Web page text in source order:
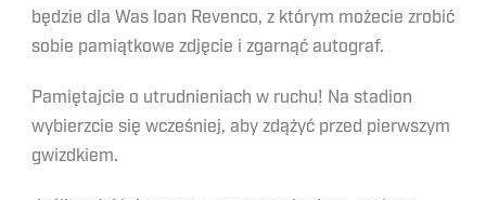
będzie dla Was Ioan Revenco, z którym możecie zrobić
sobie pamiątkowe zdjęcie i zgarnąć autograf.
Pamiętajcie o utrudnieniach w ruchu! Na stadion
wybierzcie się wcześniej, aby zdążyć przed pierwszym
gwizdkiem.